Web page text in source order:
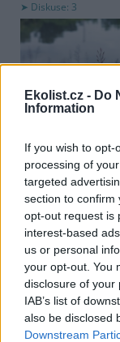
Ekolist.cz - Do
Information
If you wish to
processing of
targeted
section to confirm
opt-out request is
interest-based
us or personal
your opt-out. You
disclosure of your
IAB’s list of
also be disclosed
Downstream
Diskuse: 3
nádrží. Žádost o
Hospodářským
i kamenné stáje
4.8.2026 12:52 ( ČTK
vypouštějí krávy,
vedrech je
neroste na
zásobami sena na
její dopravu i na